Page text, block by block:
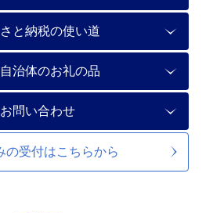
と納税の使い道
治体のお礼の品
お問い合わせ
の受付はこちらから